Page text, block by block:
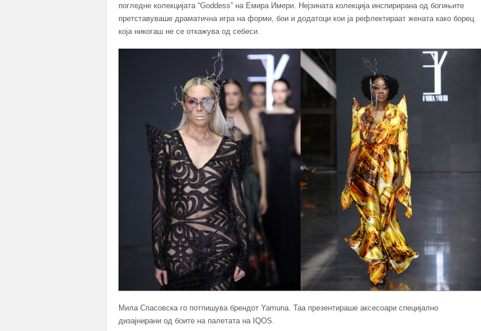
погледне колекцијата “Goddess” на Емира Имери. Нејзината колекција инспирирана од богињите
претставуваше драматична игра на форми, бои и додатоци кои ја рефлектираат жената како борец
која никогаш не се откажува од себеси.
Мила Спасовска го потпишува брендот Yamuna. Таа презентираше аксесоари специјално
дизајнирани од боите на палетата на IQOS.